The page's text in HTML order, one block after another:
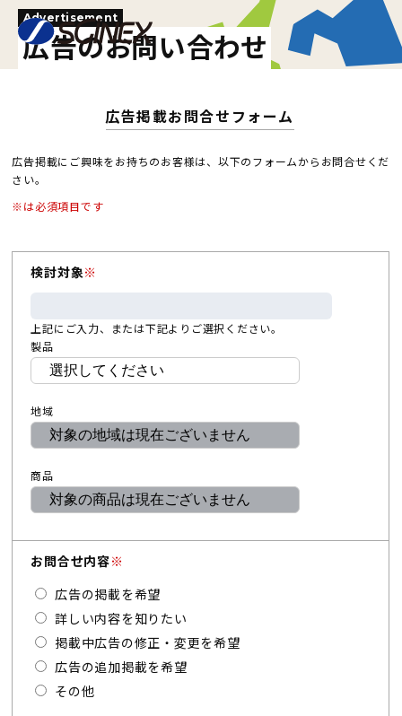
Advertisement
広告のお問い合わせ
広告掲載お問合せフォーム
広告掲載にご興味をお持ちのお客様は、以下のフォームからお問合せくだ
さい。
※は必須項目です
検討対象※
上記にご入力、または下記よりご選択ください。
製品
地域
商品
お問合せ内容※
広告の掲載を希望
詳しい内容を知りたい
掲載中広告の修正・変更を希望
広告の追加掲載を希望
その他